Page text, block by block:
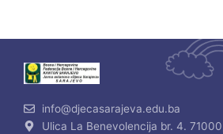
info@djecasarajeva.edu.ba
Ulica La Benevolencija br. 4.